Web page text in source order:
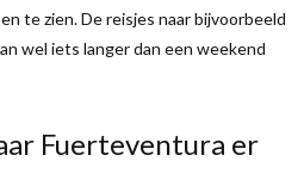
te zien. De reisjes naar bijvoorbeeld
wel iets langer dan een weekend
Fuerteventura er